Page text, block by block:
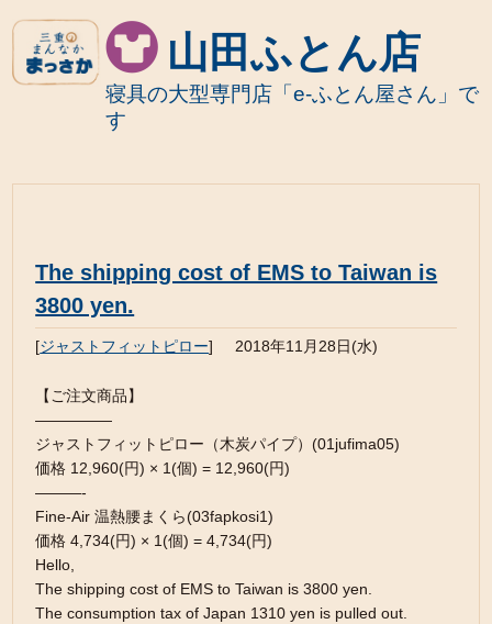
山田ふとん店
寝具の大型専門店「e-ふとん屋さん」で
す
The shipping cost of EMS to Taiwan is
3800 yen.
[ジャストフィットピロー] 2018年11月28日(水)
【ご注文商品】
—————
ジャストフィットピロー（木炭パイプ）(01jufima05)
価格 12,960(円) × 1(個) = 12,960(円)
———-
Fine-Air 温熱腰まくら(03fapkosi1)
価格 4,734(円) × 1(個) = 4,734(円)
Hello,
The shipping cost of EMS to Taiwan is 3800 yen.
The consumption tax of Japan 1310 yen is pulled out.